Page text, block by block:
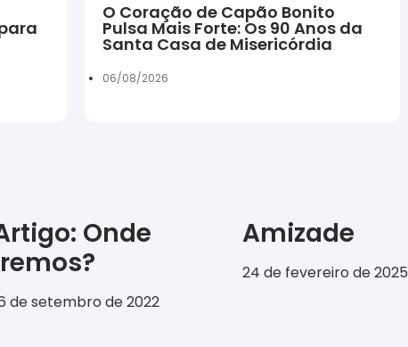
O Coração de Capão Bonito
Pulsa Mais Forte: Os 90 Anos da
Santa Casa de Misericórdia
06/08/2026
Onde
de setembro de 2022
Amizade
24 de fevereiro de 2025